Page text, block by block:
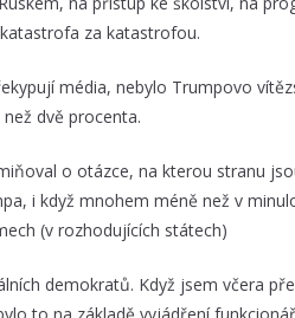
za katastrofou.
média, nebylo Trumpovo
dvě procenta.
o otázce, na kterou stranu
i když mnohem méně než v
(v rozhodujících státech)
demokratů. Když jsem včera